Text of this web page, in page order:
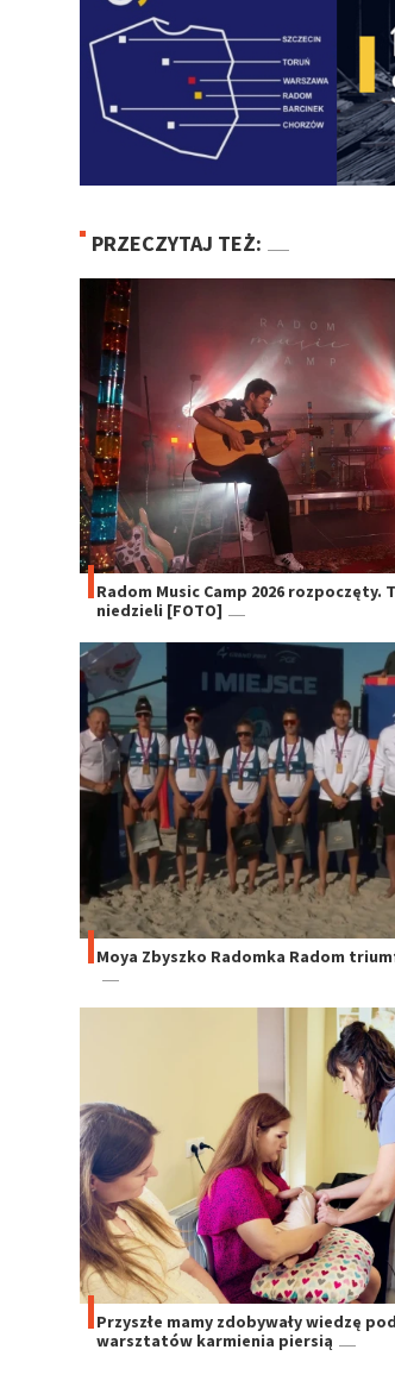
PRZECZYTAJ TEŻ:
Radom Music Camp 2026
niedzieli [FOTO]
Moya Zbyszko Radomka Radom
Przyszłe mamy zdobywały wiedzę
warsztatów karmienia piersią